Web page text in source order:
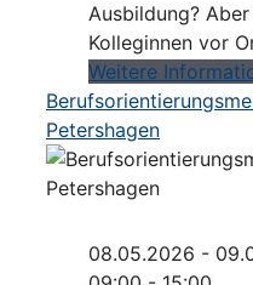
Ausbildung?
Kolleginnen vor
Weitere
Petershagen
08.05.2026 -